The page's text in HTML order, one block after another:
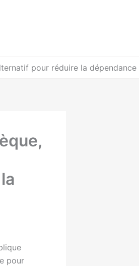
pour réduire la dépendance
pour